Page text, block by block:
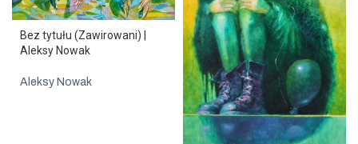
Bez tytułu (Zawirowani) |
Aleksy Nowak
Aleksy Nowak